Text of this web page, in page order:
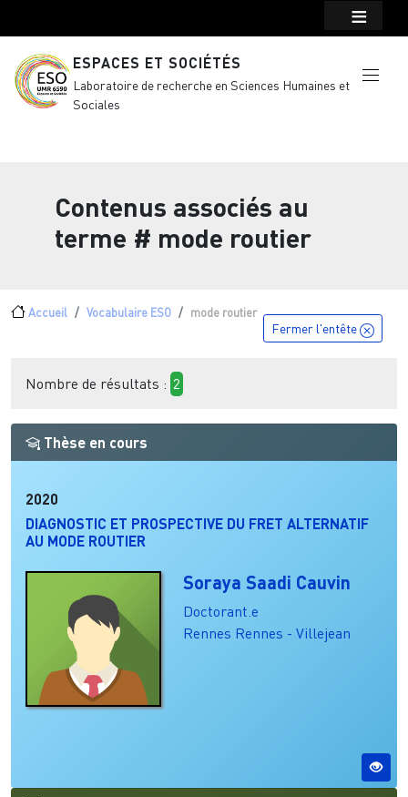
ESPACES ET SOCIÉTÉS
Laboratoire de recherche en Sciences Humaines et
Sociales
Contenus associés au
terme # mode routier
Fil d'Ariane
Accueil Vocabulaire ESO mode routier
Fermer l'entête
Nombre de résultats : 2
Thèse en cours
2020
DIAGNOSTIC ET PROSPECTIVE DU FRET ALTERNATIF
AU MODE ROUTIER
Soraya Saadi Cauvin
Doctorant.e
Rennes Rennes - Villejean